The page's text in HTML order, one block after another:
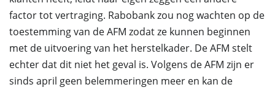
factor tot vertraging. Rabobank zou nog wachten op de
toestemming van de AFM zodat ze kunnen beginnen
met de uitvoering van het herstelkader. De AFM stelt
echter dat dit niet het geval is. Volgens de AFM zijn er
sinds april geen belemmeringen meer en kan de